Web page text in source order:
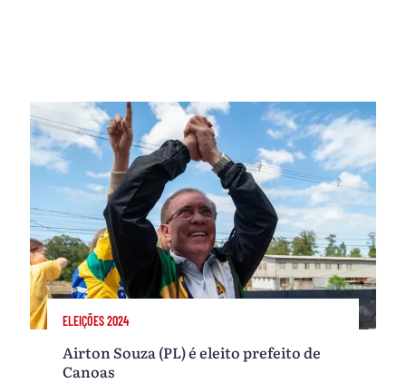
ELEIÇÕES 2024
Airton Souza (PL) é eleito prefeito de
Canoas